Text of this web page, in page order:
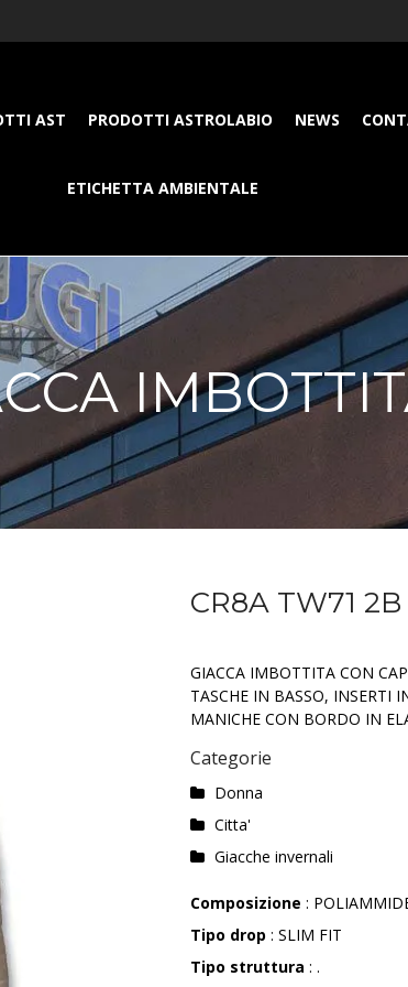
AST PRODOTTI ASTROLABIO NEWS
ETICHETTA AMBIENTALE
CR8A TW71
GIACCA IMBOTTITA CON
TASCHE IN BASSO, INSERTI
MANICHE CON BORDO IN
Categorie
Donna
Citta'
Giacche invernali
Composizione :
Tipo drop : SLIM FIT
Tipo struttura : .